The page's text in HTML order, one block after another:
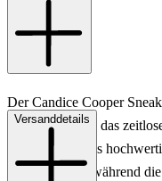
Der Candice Cooper
eleganten Weiß, das
Obermaterial aus
Langlebigkeit, während
Versanddetails